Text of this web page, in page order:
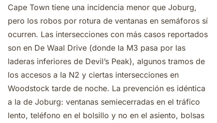
Cape Town tiene una incidencia menor que Joburg,
pero los robos por rotura de ventanas en semáforos sí
ocurren. Las intersecciones con más casos reportados
son en De Waal Drive (donde la M3 pasa por las
laderas inferiores de Devil’s Peak), algunos tramos de
los accesos a la N2 y ciertas intersecciones en
Woodstock tarde de noche. La prevención es idéntica
a la de Joburg: ventanas semiecerradas en el tráfico
lento, teléfono en el bolsillo y no en el asiento, bolsas